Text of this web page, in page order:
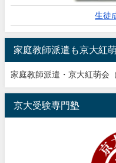
生徒
家庭教師派遣も京大紅
家庭教師派遣・京大紅萌会
京大受験専門塾